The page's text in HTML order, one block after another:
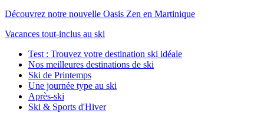
Découvrez notre nouvelle Oasis Zen en Martinique
Vacances tout-inclus au ski
Test : Trouvez votre destination ski idéale
Nos meilleures destinations de ski
Ski de Printemps
Une journée type au ski
Après-ski
Ski & Sports d'Hiver